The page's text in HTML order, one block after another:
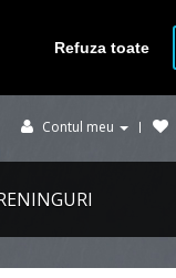
Refuza toate
Contul meu